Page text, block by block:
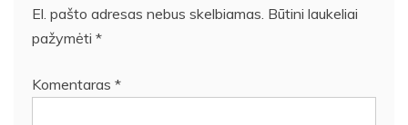
El. pašto adresas nebus skelbiamas. Būtini laukeliai
pažymėti *
Komentaras *